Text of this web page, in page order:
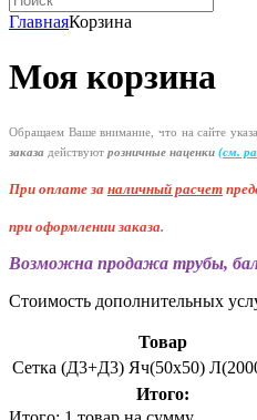
ГлавнаяКорзина
Моя корзина
Обращаем Ваше внимание, что на сайте
заказа действуют розничные наценки (см.
При оплате за наличный расчет
при оформлении заказа.
Возможна продажа трубы,
Стоимость дополнительных
Товар
Сетка (Д3+Д3) Яч(50х50)
Итого: